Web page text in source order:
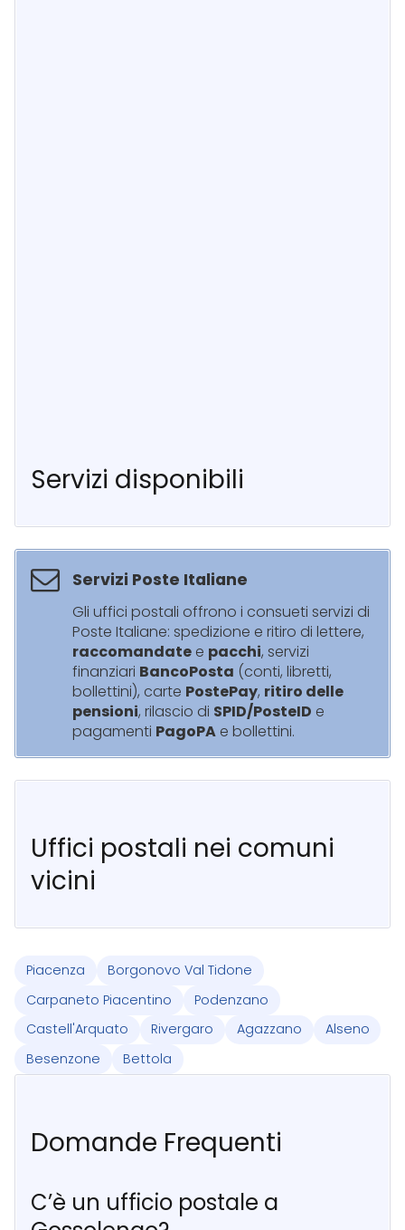
Servizi disponibili
Servizi Poste Italiane
Gli uffici postali offrono i consueti servizi di
Poste Italiane: spedizione e ritiro di lettere,
raccomandate e pacchi, servizi
finanziari BancoPosta (conti, libretti,
bollettini), carte PostePay, ritiro delle
pensioni, rilascio di SPID/PosteID e
pagamenti PagoPA e bollettini.
Uffici postali nei comuni
vicini
Piacenza
Borgonovo Val Tidone
Carpaneto Piacentino
Podenzano
Castell'Arquato
Rivergaro Agazzano
Alseno
Besenzone
Bettola
Domande Frequenti
C’è un ufficio postale a